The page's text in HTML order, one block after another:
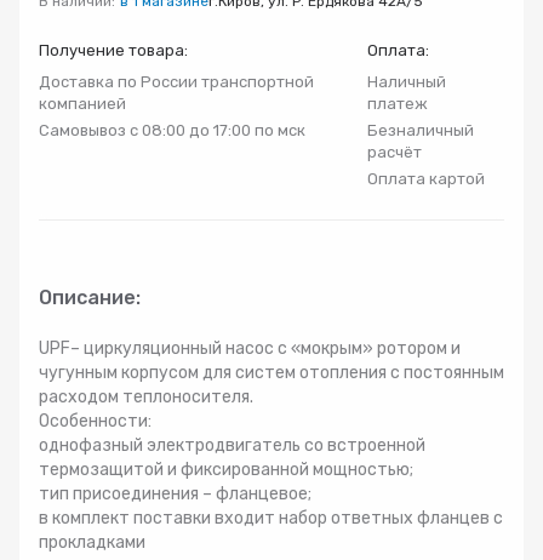
Системы фильтрации
Комплект оборудования для отопления
Получение товара:
Доставка по России транспортной
компанией
Самовывоз с 08:00 до 17:00 по мск
Оплата:
Наличный
платеж
Безналичный
расчёт
Оплата картой
Описание:
UPF– циркуляционный насос с «мокрым» ротором и
чугунным корпусом для систем отопления с постоянным
расходом теплоносителя.
Особенности:
однофазный электродвигатель со встроенной
термозащитой и фиксированной мощностью;
тип присоединения – фланцевое;
в комплект поставки входит набор ответных фланцев с
прокладками